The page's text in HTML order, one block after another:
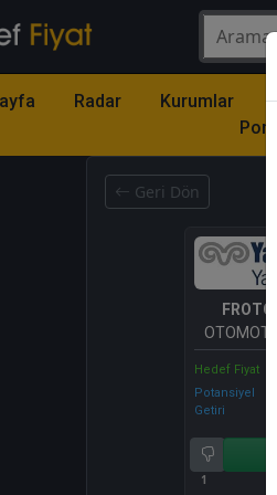
Radar Kurumlar
Geri Dön
FROTO
Hedef Fiyat
Potansiyel
Getiri
1